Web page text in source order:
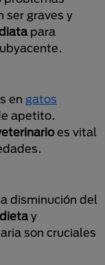
ser graves y
para
en gatos
apetito.
es vital
disminución del
y
son cruciales